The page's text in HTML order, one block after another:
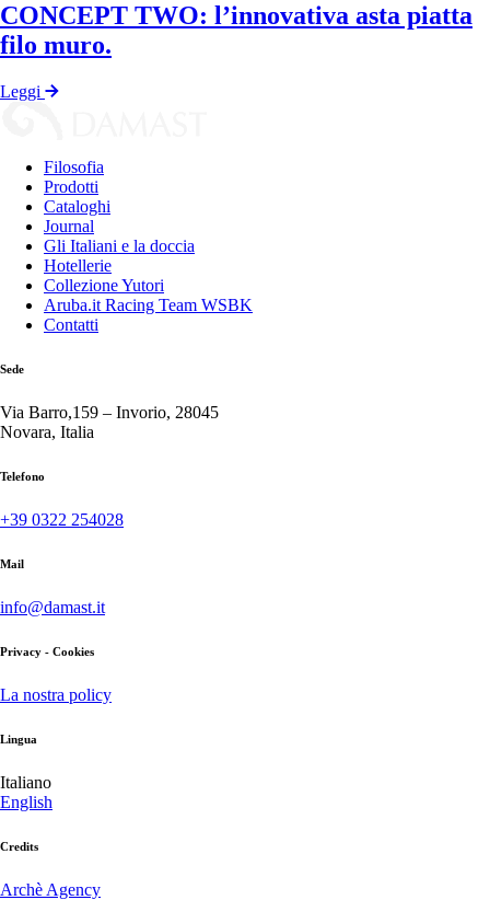
CONCEPT TWO: l’innovativa asta piatta
filo muro.
Leggi
Filosofia
Prodotti
Cataloghi
Journal
Gli Italiani e la doccia
Hotellerie
Collezione Yutori
Aruba.it Racing Team WSBK
Contatti
Sede
Via Barro,159 – Invorio, 28045
Novara, Italia
Telefono
+39 0322 254028
Mail
info@damast.it
Privacy - Cookies
La nostra policy
Lingua
Italiano
English
Credits
Archè Agency